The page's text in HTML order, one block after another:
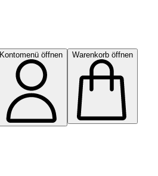
Kontomenü öffnen Warenkorb öffnen